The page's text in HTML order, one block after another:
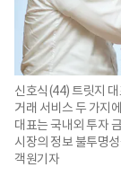
신호식(44) 트릿지
거래 서비스 두 가지
대표는 국내외 투자
시장의 정보 불투명
객원기자